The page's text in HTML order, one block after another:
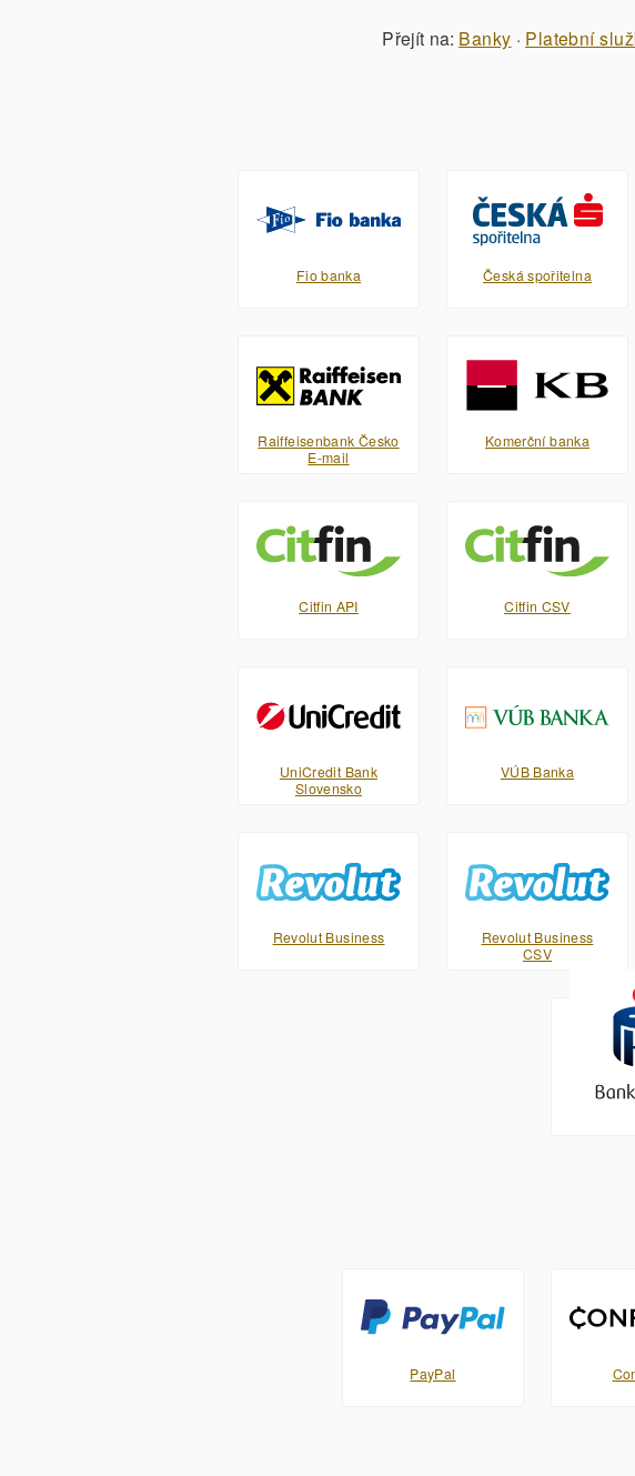
Přejít na: Banky · Platební
Fio banka Česká spořitelna
Raiffeisenbank Česko
E-mail
Komerční banka
Citfin API Citfin CSV
UniCredit Bank
Slovensko
VÚB Banka
Revolut Business
Revolut Business
CSV
PKO
PayPal